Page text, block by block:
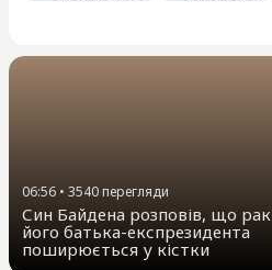
06:56 • 3540перегляди
Син Байдена розповів, що рак
його батька-експрезидента
поширюється у кістки